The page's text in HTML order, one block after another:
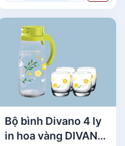
Bộ bình Divano 4 ly
in hoa vàng DIVANO